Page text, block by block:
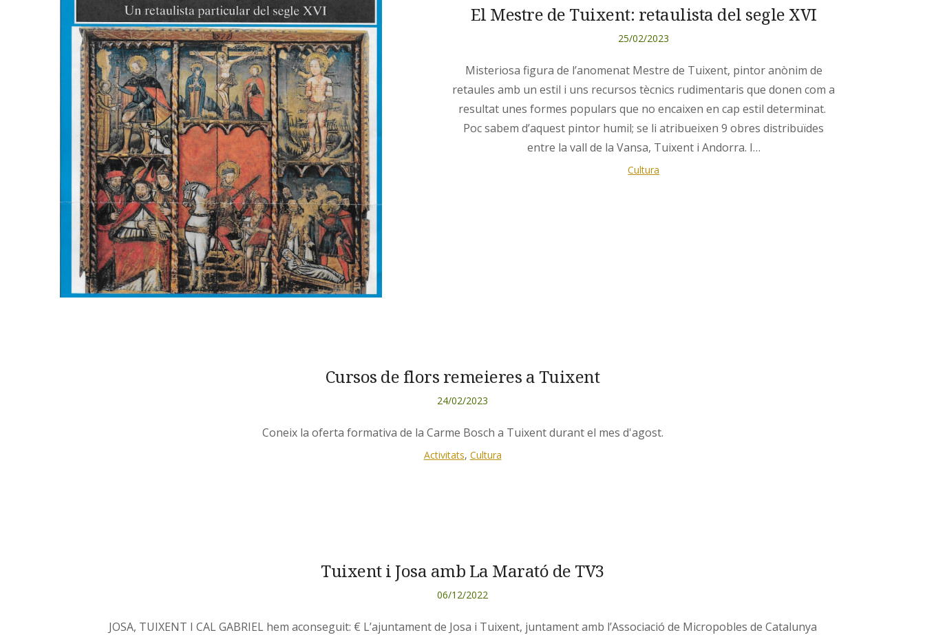
El Mestre de Tuixent: retaulista del segle XVI
25/02/2023
Misteriosa figura de l’anomenat Mestre de Tuixent, pintor anònim de
retaules amb un estil i uns recursos tècnics rudimentaris que donen com a
resultat unes formes populars que no encaixen en cap estil determinat.
Poc sabem d’aquest pintor humil; se li atribueixen 9 obres distribuïdes
entre la vall de la Vansa, Tuixent i Andorra. I…
Cultura
Cursos de flors remeieres a Tuixent
24/02/2023
Coneix la oferta formativa de la Carme Bosch a Tuixent durant el mes d'agost.
Activitats, Cultura
Tuixent i Josa amb La Marató de TV3
06/12/2022
JOSA, TUIXENT I CAL GABRIEL hem aconseguit: € L’ajuntament de Josa i Tuixent, juntament amb l’Associació de Micropobles de Catalunya